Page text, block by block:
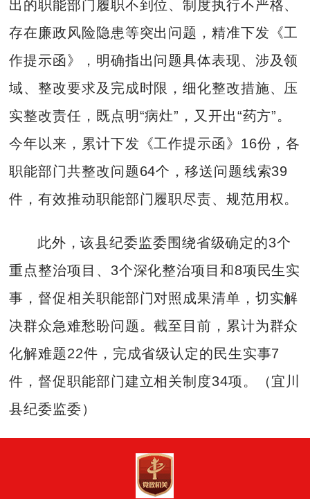
出的职能部门履职不到位、制度执行不严格、
存在廉政风险隐患等突出问题，精准下发《工
作提示函》，明确指出问题具体表现、涉及领
域、整改要求及完成时限，细化整改措施、压
实整改责任，既点明“病灶”，又开出“药方”。
今年以来，累计下发《工作提示函》16份，各
职能部门共整改问题64个，移送问题线索39
件，有效推动职能部门履职尽责、规范用权。
此外，该县纪委监委围绕省级确定的3个
重点整治项目、3个深化整治项目和8项民生实
事，督促相关职能部门对照成果清单，切实解
决群众急难愁盼问题。截至目前，累计为群众
化解难题22件，完成省级认定的民生实事7
件，督促职能部门建立相关制度34项。（宜川
县纪委监委）